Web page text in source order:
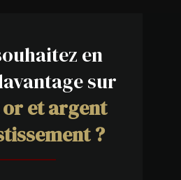
en
sur
or et argent
?